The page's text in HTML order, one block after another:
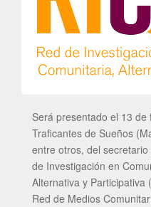
Será presentado el 13
Traficantes de Sueños
entre otros, del
de Investigación en
Alternativa y Participativa
Red de Medios